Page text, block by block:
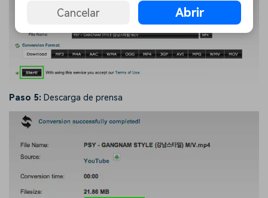
Paso 5: Descarga de prensa
Cancelar Abrir